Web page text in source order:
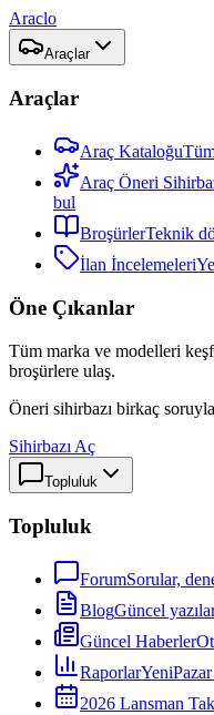
Araclo
Araçlar
Araçlar
Araç Kataloğu
Araç Öneri
bul
BroşürlerTeknik
İlan İncelemeleri
Öne Çıkanlar
Tüm marka ve modelleri
broşürlere ulaş.
Öneri sihirbazı birkaç
Sihirbazı Aç
Topluluk
Topluluk
ForumSorular,
BlogGüncel
Güncel Haberler
RaporlarYeni
2026 Lansman